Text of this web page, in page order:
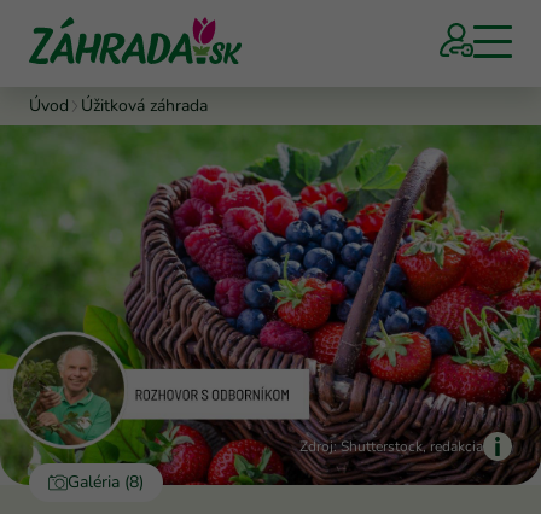
Úvod Úžitková záhrada
Galéria (8)
Zdroj: Shutterstock, redakcia